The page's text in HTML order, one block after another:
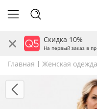
Скидка 10%
На первый заказ в
Главная Женская одежда